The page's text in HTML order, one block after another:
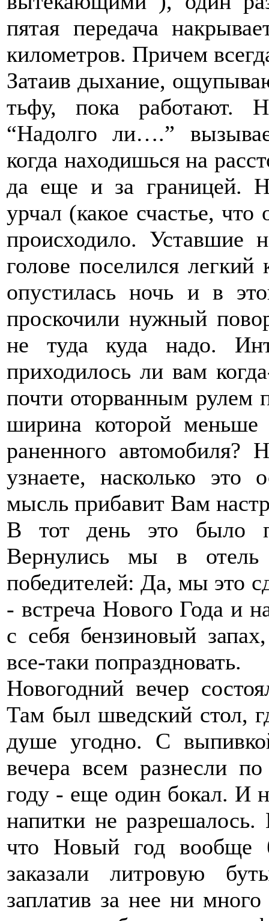
пятая передача
километров. Причем
Затаив дыхание,
тьфу, пока работают.
“Надолго ли….”
когда находишься на
да еще и за границей.
урчал (какое счастье,
происходило. Уставшие
голове поселился
опустилась ночь и в
проскочили нужный
не туда куда надо.
приходилось ли вам
почти оторванным рулем
ширина которой меньше
раненного
узнаете, насколько
мысль прибавит Вам
В тот день это было
Вернулись мы в
победителей: Да, мы это
- встреча Нового Года и
с себя бензиновый
все-таки попраздновать.
Новогодний вечер
Там был шведский стол,
душе угодно. С
вечера всем разнесли
году - еще один бокал. И
напитки не
что Новый год вообще
заказали литровую
заплатив за нее ни